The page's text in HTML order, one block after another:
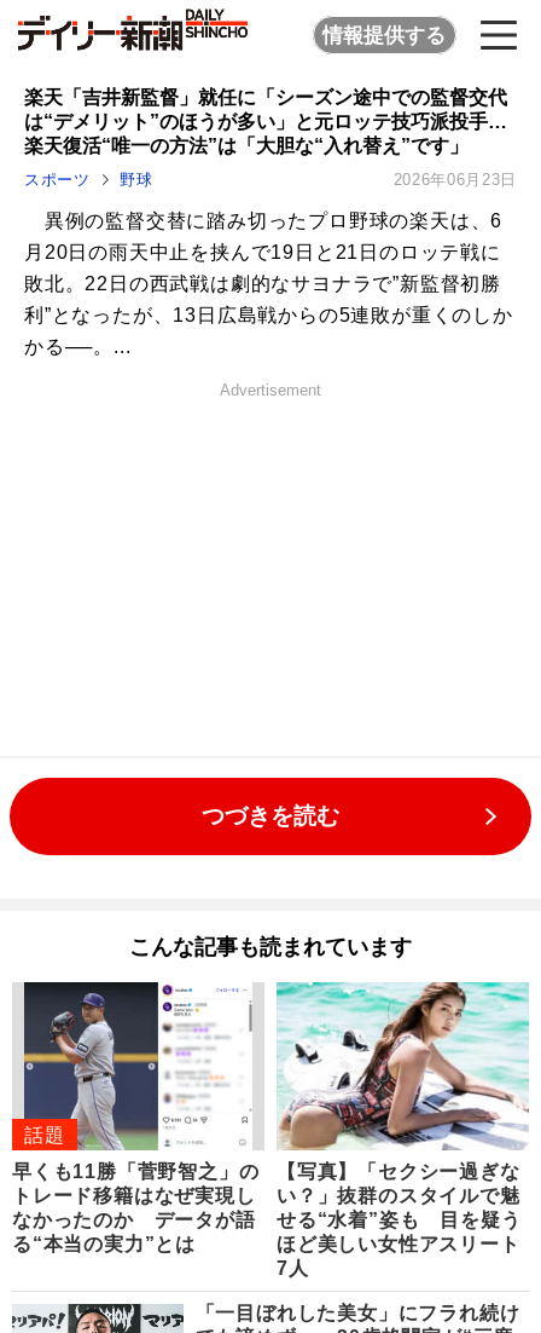
情報提供する
楽天「吉井新監督」就任に「シーズン途中での監督交代
は“デメリット”のほうが多い」と元ロッテ技巧派投手…
楽天復活“唯一の方法”は「大胆な“入れ替え”です」
スポーツ 野球 2026年06月23日
異例の監督交替に踏み切ったプロ野球の楽天は、6
月20日の雨天中止を挟んで19日と21日のロッテ戦に
敗北。22日の西武戦は劇的なサヨナラで”新監督初勝
利”となったが、13日広島戦からの5連敗が重くのしか
かる──。...
Advertisement
つづきを読む
こんな記事も読まれています
話題
早くも11勝「菅野智之」の
トレード移籍はなぜ実現し
なかったのか データが語
る“本当の実力”とは
【写真】「セクシー過ぎな
い？」抜群のスタイルで魅
せる“水着”姿も 目を疑う
ほど美しい女性アスリート
7人
「一目ぼれした美女」にフラれ続け